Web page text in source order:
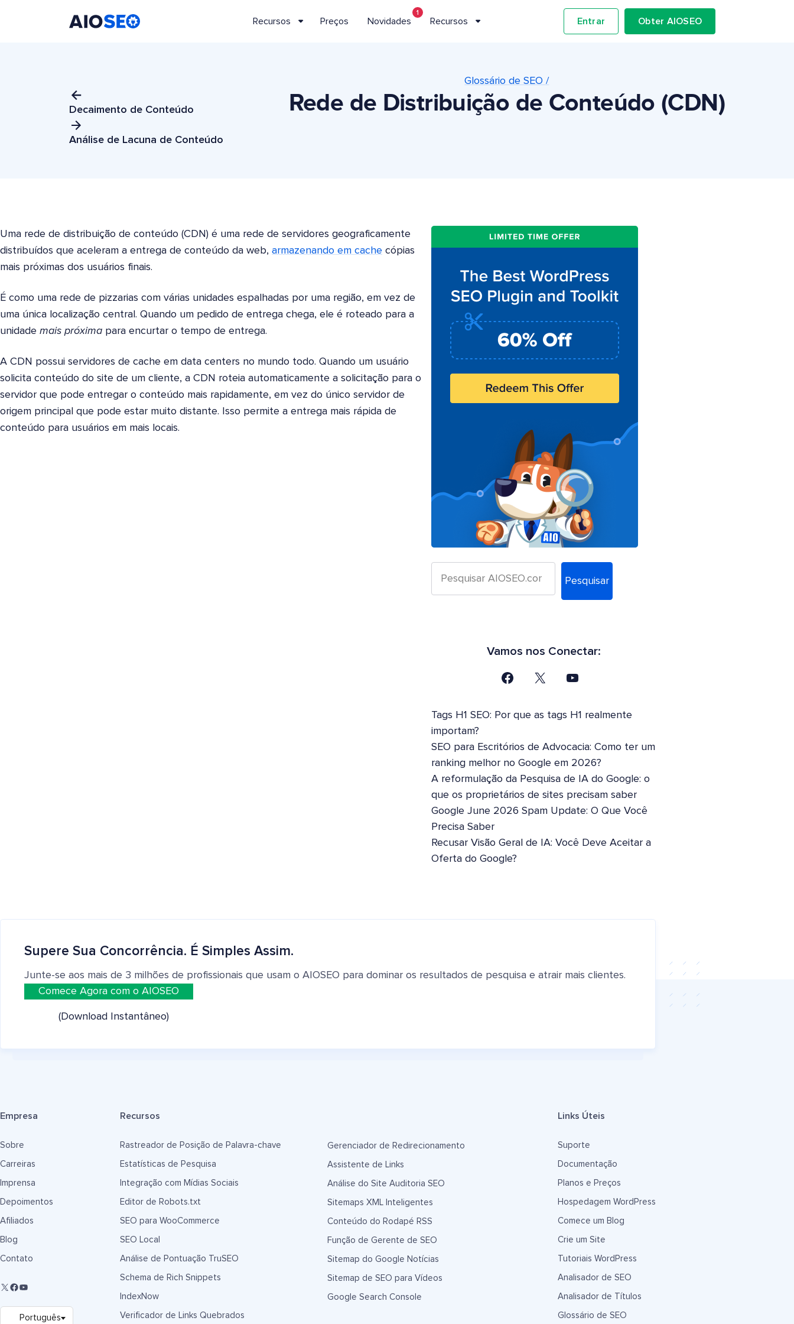
Recursos Preços Novidades
1
Recursos Entrar Obter AIOSEO
Decaimento de Conteúdo
Glossário de SEO /
Rede de Distribuição de Conteúdo (CDN)
Análise de Lacuna de Conteúdo
Uma rede de distribuição de conteúdo (CDN) é uma rede de servidores geograficamente
distribuídos que aceleram a entrega de conteúdo da web, armazenando em cache cópias
mais próximas dos usuários finais.
É como uma rede de pizzarias com várias unidades espalhadas por uma região, em vez de
uma única localização central. Quando um pedido de entrega chega, ele é roteado para a
unidade mais próxima para encurtar o tempo de entrega.
A CDN possui servidores de cache em data centers no mundo todo. Quando um usuário
solicita conteúdo do site de um cliente, a CDN roteia automaticamente a solicitação para o
servidor que pode entregar o conteúdo mais rapidamente, em vez do único servidor de
origem principal que pode estar muito distante. Isso permite a entrega mais rápida de
conteúdo para usuários em mais locais.
Pesquisar
Vamos nos Conectar:
Tags H1 SEO: Por que as tags H1 realmente
importam?
SEO para Escritórios de Advocacia: Como ter um
ranking melhor no Google em 2026?
A reformulação da Pesquisa de IA do Google: o
que os proprietários de sites precisam saber
Google June 2026 Spam Update: O Que Você
Precisa Saber
Recusar Visão Geral de IA: Você Deve Aceitar a
Oferta do Google?
Supere Sua Concorrência. É Simples Assim.
Junte-se aos mais de 3 milhões de profissionais que usam o AIOSEO para dominar os resultados de pesquisa e atrair mais clientes.
Comece Agora com o AIOSEO
(Download Instantâneo)
Empresa
Sobre
Carreiras
Imprensa
Depoimentos
Afiliados
Blog
Contato
Recursos
Rastreador de Posição de Palavra-chave
Estatísticas de Pesquisa
Integração com Mídias Sociais
Editor de Robots.txt
SEO para WooCommerce
SEO Local
Análise de Pontuação TruSEO
Schema de Rich Snippets
IndexNow
Verificador de Links Quebrados
Gerenciador de Redirecionamento
Assistente de Links
Análise do Site Auditoria SEO
Sitemaps XML Inteligentes
Conteúdo do Rodapé RSS
Função de Gerente de SEO
Sitemap do Google Notícias
Sitemap de SEO para Vídeos
Google Search Console
Links Úteis
Suporte
Documentação
Planos e Preços
Hospedagem WordPress
Comece um Blog
Crie um Site
Tutoriais WordPress
Analisador de SEO
Analisador de Títulos
Glossário de SEO